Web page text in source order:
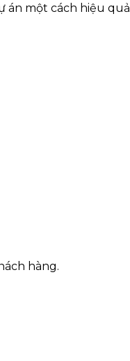
án một cách hiệu quả
hàng.